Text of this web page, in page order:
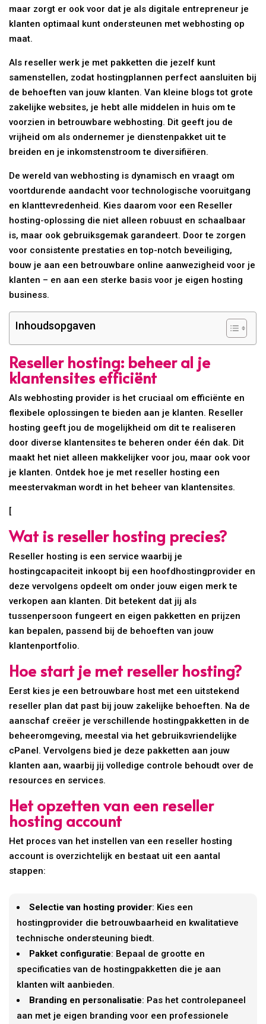
maar zorgt er ook voor dat je als digitale entrepreneur je
klanten optimaal kunt ondersteunen met webhosting op
maat.
Als reseller werk je met pakketten die jezelf kunt
samenstellen, zodat hostingplannen perfect aansluiten bij
de behoeften van jouw klanten. Van kleine blogs tot grote
zakelijke websites, je hebt alle middelen in huis om te
voorzien in betrouwbare webhosting. Dit geeft jou de
vrijheid om als ondernemer je dienstenpakket uit te
breiden en je inkomstenstroom te diversifiëren.
De wereld van webhosting is dynamisch en vraagt om
voortdurende aandacht voor technologische vooruitgang
en klanttevredenheid. Kies daarom voor een Reseller
hosting-oplossing die niet alleen robuust en schaalbaar
is, maar ook gebruiksgemak garandeert. Door te zorgen
voor consistente prestaties en top-notch beveiliging,
bouw je aan een betrouwbare online aanwezigheid voor je
klanten – en aan een sterke basis voor je eigen hosting
business.
Inhoudsopgaven
Reseller hosting: beheer al je
klantensites efficiënt
Als webhosting provider is het cruciaal om efficiënte en
flexibele oplossingen te bieden aan je klanten. Reseller
hosting geeft jou de mogelijkheid om dit te realiseren
door diverse klantensites te beheren onder één dak. Dit
maakt het niet alleen makkelijker voor jou, maar ook voor
je klanten. Ontdek hoe je met reseller hosting een
meestervakman wordt in het beheer van klantensites.
[
Wat is reseller hosting precies?
Reseller hosting is een service waarbij je
hostingcapaciteit inkoopt bij een hoofdhostingprovider en
deze vervolgens opdeelt om onder jouw eigen merk te
verkopen aan klanten. Dit betekent dat jij als
tussenpersoon fungeert en eigen pakketten en prijzen
kan bepalen, passend bij de behoeften van jouw
klantenportfolio.
Hoe start je met reseller hosting?
Eerst kies je een betrouwbare host met een uitstekend
reseller plan dat past bij jouw zakelijke behoeften. Na de
aanschaf creëer je verschillende hostingpakketten in de
beheeromgeving, meestal via het gebruiksvriendelijke
cPanel. Vervolgens bied je deze pakketten aan jouw
klanten aan, waarbij jij volledige controle behoudt over de
resources en services.
Het opzetten van een reseller
hosting account
Het proces van het instellen van een reseller hosting
account is overzichtelijk en bestaat uit een aantal
stappen:
Selectie van hosting provider: Kies een
hostingprovider die betrouwbaarheid en kwalitatieve
technische ondersteuning biedt.
Pakket configuratie: Bepaal de grootte en
specificaties van de hostingpakketten die je aan
klanten wilt aanbieden.
Branding en personalisatie: Pas het controlepaneel
aan met je eigen branding voor een professionele